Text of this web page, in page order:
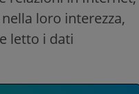
loro interezza,
letto i dati